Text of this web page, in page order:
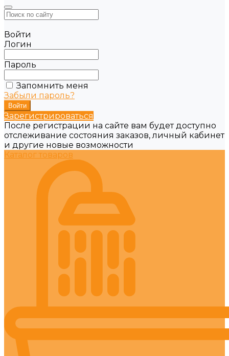
Войти
Логин
Пароль
Запомнить меня
Забыли пароль?
Зарегистрироваться
После регистрации на сайте вам будет доступно
отслеживание состояния заказов, личный кабинет
и другие новые возможности
Каталог товаров